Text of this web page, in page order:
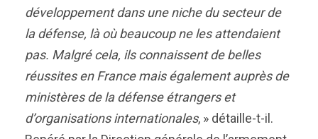
développement dans une niche du secteur de
la défense, là où beaucoup ne les attendaient
pas. Malgré cela, ils connaissent de belles
réussites en France mais également auprès de
ministères de la défense étrangers et
d’organisations internationales, » détaille-t-il.